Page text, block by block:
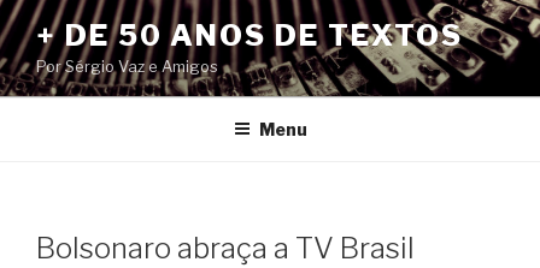
Pular
para
o
conteúdo
+ DE 50 ANOS DE TEXTOS
Por Sérgio Vaz e Amigos
Menu
Bolsonaro abraça a TV Brasil